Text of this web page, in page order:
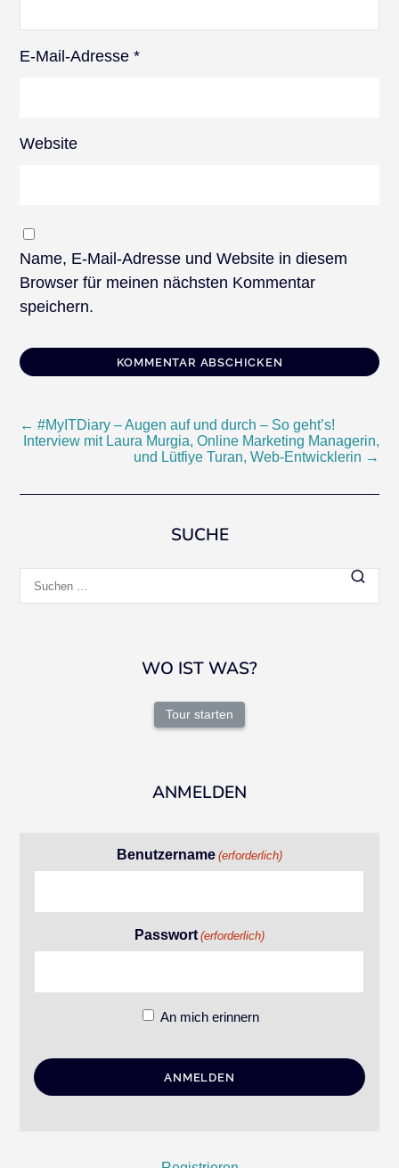
E-Mail-Adresse*
Website
Name, E-Mail-Adresse und Website in diesem
Browser für meinen nächsten Kommentar
speichern.
Beitragsnavigation
← #MyITDiary – Augen auf und durch – So geht’s!
Interview mit Laura Murgia, Online Marketing Managerin,
und Lütfiye Turan, Web-Entwicklerin →
SUCHE
nach:
WO IST WAS?
Tour starten
ANMELDEN
Benutzername (erforderlich)
Passwort (erforderlich)
An mich erinnern